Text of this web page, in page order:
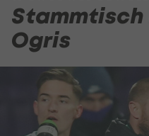
Stammtisch
Ogris